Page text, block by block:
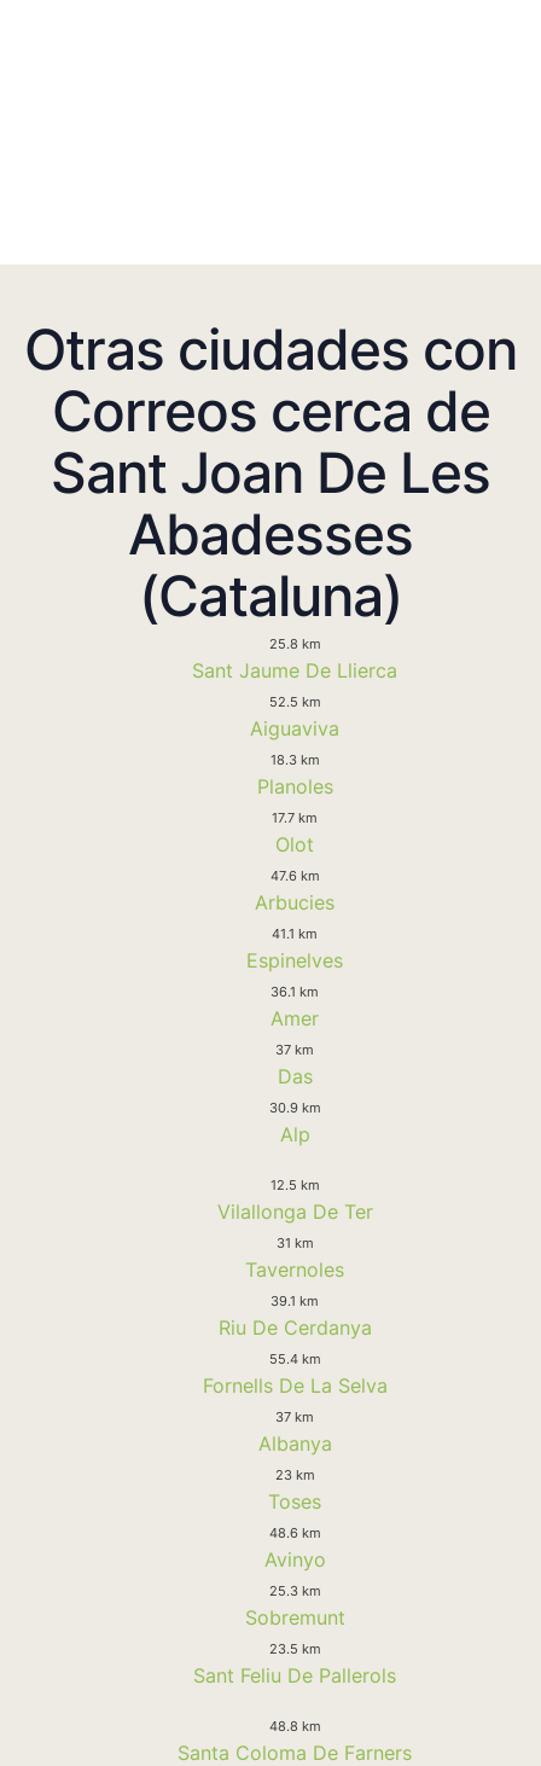
Otras ciudades con
Correos cerca de
Sant Joan De Les
Abadesses
(Cataluna)
25.8 km
Sant Jaume De Llierca
52.5 km
Aiguaviva
18.3 km
Planoles
17.7 km
Olot
47.6 km
Arbucies
41.1 km
Espinelves
36.1 km
Amer
37 km
Das
30.9 km
Alp
12.5 km
Vilallonga De Ter
31 km
Tavernoles
39.1 km
Riu De Cerdanya
55.4 km
Fornells De La Selva
37 km
Albanya
23 km
Toses
48.6 km
Avinyo
25.3 km
Sobremunt
23.5 km
Sant Feliu De Pallerols
48.8 km
Santa Coloma De Farners